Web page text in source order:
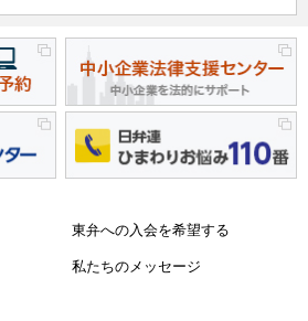
東弁への入会を希望する
私たちのメッセージ